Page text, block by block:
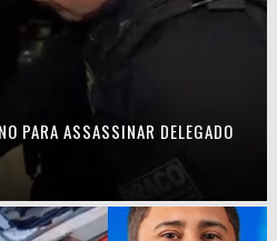
PARA ASSASSINAR DELEGADO